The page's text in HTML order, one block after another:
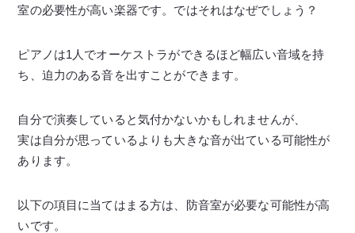
室の必要性が高い楽器です。ではそれはなぜでしょう？
ピアノは1人でオーケストラができるほど幅広い音域を持
ち、迫力のある音を出すことができます。
自分で演奏していると気付かないかもしれませんが、
実は自分が思っているよりも大きな音が出ている可能性が
あります。
以下の項目に当てはまる方は、防音室が必要な可能性が高
いです。